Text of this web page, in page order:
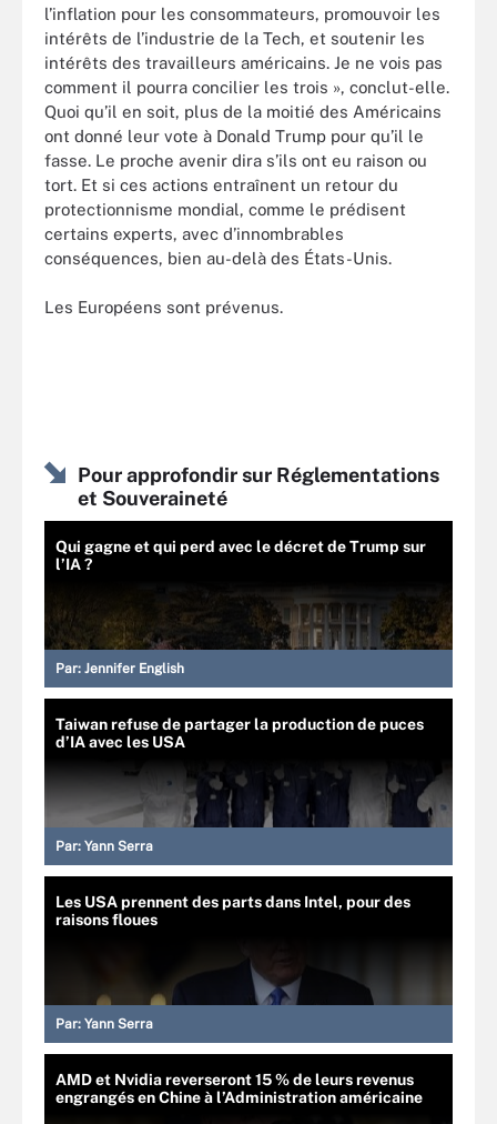
l’inflation pour les consommateurs, promouvoir les
intérêts de l’industrie de la Tech, et soutenir les
intérêts des travailleurs américains. Je ne vois pas
comment il pourra concilier les trois », conclut-elle.
Quoi qu’il en soit, plus de la moitié des Américains
ont donné leur vote à Donald Trump pour qu’il le
fasse. Le proche avenir dira s’ils ont eu raison ou
tort. Et si ces actions entraînent un retour du
protectionnisme mondial, comme le prédisent
certains experts, avec d’innombrables
conséquences, bien au-delà des États-Unis.
Les Européens sont prévenus.
Pour approfondir sur Réglementations
et Souveraineté
Qui gagne et qui perd avec le décret de Trump sur
l’IA ?
Par: Jennifer English
Taiwan refuse de partager la production de puces
d’IA avec les USA
Par: Yann Serra
Les USA prennent des parts dans Intel, pour des
raisons floues
Par: Yann Serra
AMD et Nvidia reverseront 15 % de leurs revenus
engrangés en Chine à l’Administration américaine